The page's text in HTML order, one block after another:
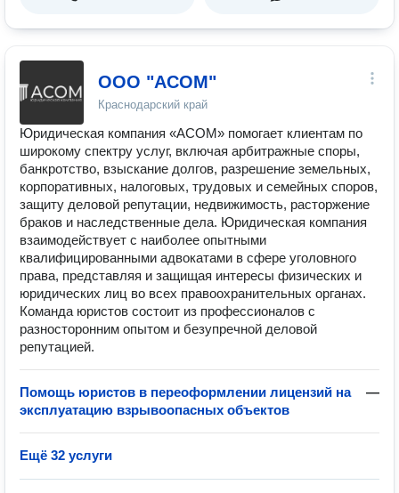
ООО "АСОМ"
Краснодарский край
Юридическая компания «АСОМ» помогает клиентам по
широкому спектру услуг, включая арбитражные споры,
банкротство, взыскание долгов, разрешение земельных,
корпоративных, налоговых, трудовых и семейных споров,
защиту деловой репутации, недвижимость, расторжение
браков и наследственные дела. Юридическая компания
взаимодействует с наиболее опытными
квалифицированными адвокатами в сфере уголовного
права, представляя и защищая интересы физических и
юридических лиц во всех правоохранительных органах.
Команда юристов состоит из профессионалов с
разносторонним опытом и безупречной деловой
репутацией.
Помощь юристов в переоформлении лицензий на
эксплуатацию взрывоопасных объектов
—
Ещё 32 услуги